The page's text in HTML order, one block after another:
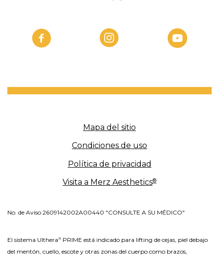
Mapa del sitio
Condiciones de uso
Política de privacidad
Visita a Merz Aesthetics®
No. de Aviso 2609142002A00440 "CONSULTE A SU MÉDICO"
El sistema Ulthera® PRIME está indicado para lifting de cejas, piel debajo
del mentón, cuello, escote y otras zonas del cuerpo como brazos,